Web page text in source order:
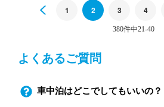
Previous
1 2 3 4
380件中21-40
よくあるご質問
車中泊はどこでしてもいいの？